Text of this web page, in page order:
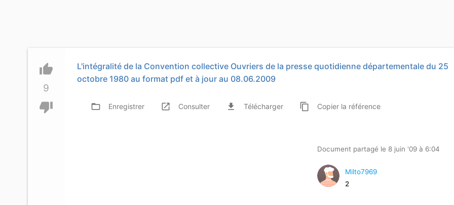
thumb_up
9
thumb_down
L'intégralité de la Convention collective Ouvriers de la presse quotidienne départementale du 25
octobre 1980 au format pdf et à jour au 08.06.2009
folder_open Enregistrer launch Consulter file_download Télécharger content_copy Copierla référence
Document partagé le 8 juin '09 à 6:04
Milto7969
2